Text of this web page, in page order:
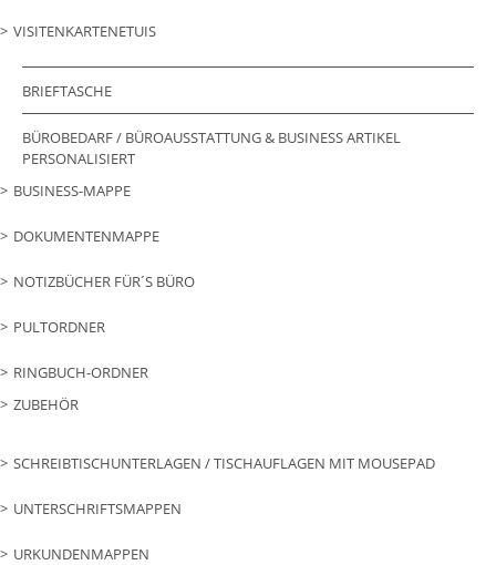
VISITENKARTENETUIS
BRIEFTASCHE
BÜROBEDARF / BÜROAUSSTATTUNG & BUSINESS ARTIKEL
PERSONALISIERT
BUSINESS-MAPPE
DOKUMENTENMAPPE
NOTIZBÜCHER FÜR´S BÜRO
PULTORDNER
RINGBUCH-ORDNER
ZUBEHÖR
SCHREIBTISCHUNTERLAGEN / TISCHAUFLAGEN MIT MOUSEPAD
UNTERSCHRIFTSMAPPEN
URKUNDENMAPPEN